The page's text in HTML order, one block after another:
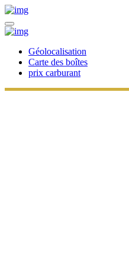
Géolocalisation
Carte des boîtes
prix carburant